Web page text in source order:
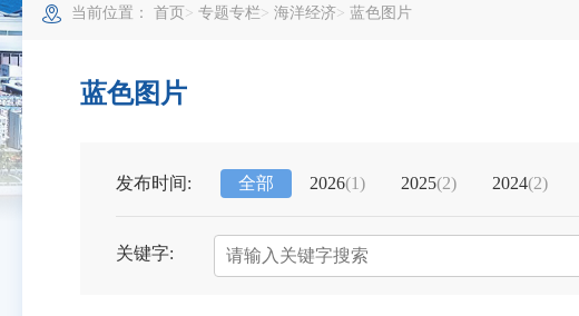
当前位置： 首页 专题专栏 海洋经济 蓝色图片
蓝色图片
发布时间: 全部 2026(1) 2025(2) 2024(2)
关键字: